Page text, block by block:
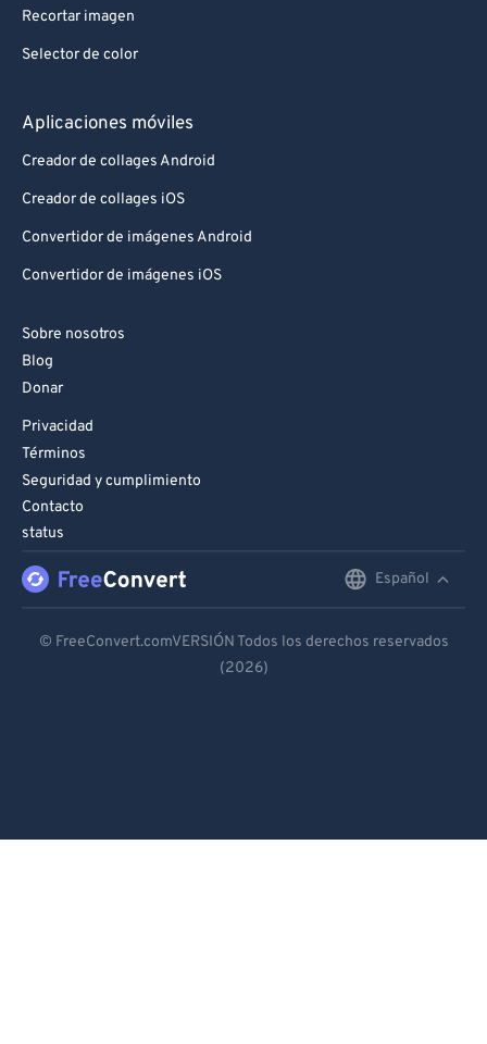
Recortar imagen
Selector de color
Aplicaciones móviles
Creador de collages Android
Creador de collages iOS
Convertidor de imágenes Android
Convertidor de imágenes iOS
Sobre nosotros
Blog
Donar
Privacidad
Términos
Seguridad y cumplimiento
Contacto
status
Español
Español
© FreeConvert.comVERSIÓN Todos los derechos reservados
(2026)